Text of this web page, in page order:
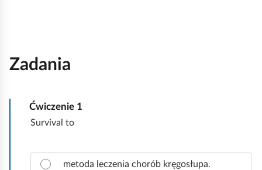
Zadania
Ćwiczenie 1
Survival to
metoda leczenia chorób kręgosłupa.